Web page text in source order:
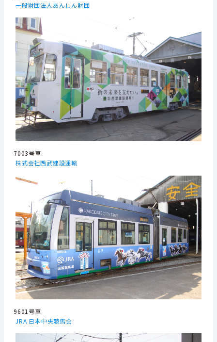
一般財団法人あんしん財団
7003号車
株式会社西武建設運輸
9601号車
JRA 日本中央競馬会